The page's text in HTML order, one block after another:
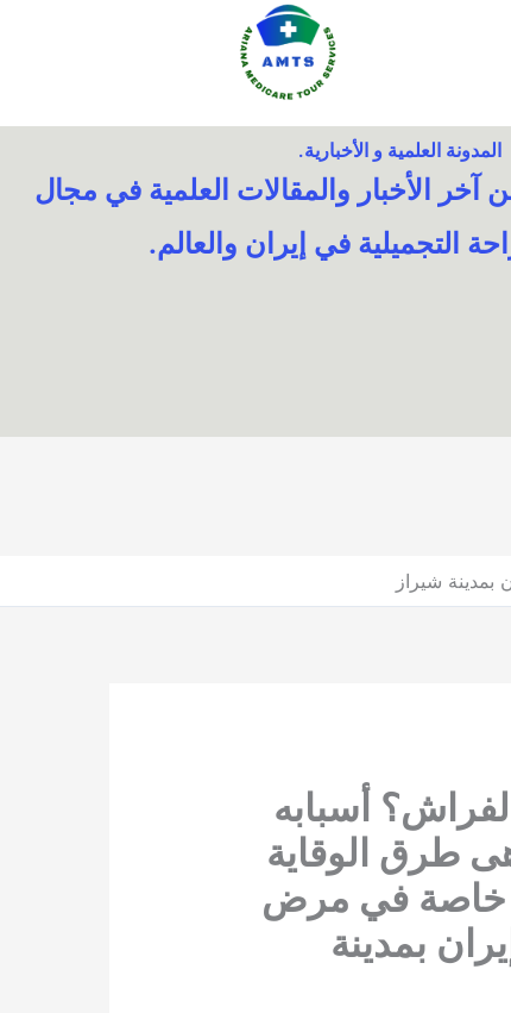
المدونة العلمية و الأخبارية.
الأخبار والمقالات العلمية في مجال
التجميلية في إيران والعالم.​
شیراز
أسبابه
طرق الوقاية
خاصة في مرض
بمدينة